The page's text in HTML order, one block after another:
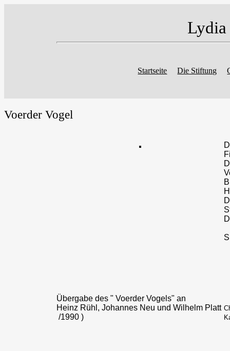
Startseite Die Stiftung
Voerder Vogel
Übergabe des " Voerder Vogels" an
Heinz Rühl, Johannes Neu und Wilhelm Platt
/1990 )